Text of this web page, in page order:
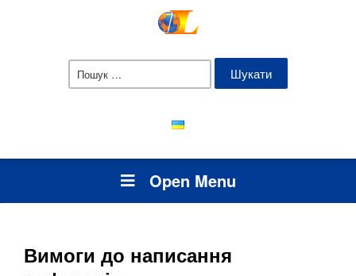
Пошук:
Open Menu
Вимоги до написання